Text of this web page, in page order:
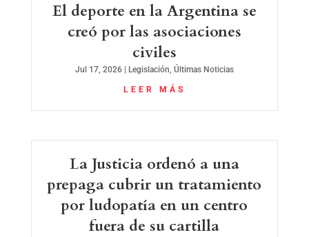
El deporte en la Argentina se
creó por las asociaciones
civiles
Jul 17, 2026| Legislación, Últimas Noticias
LEER MÁS
La Justicia ordenó a una
prepaga cubrir un tratamiento
por ludopatía en un centro
fuera de su cartilla